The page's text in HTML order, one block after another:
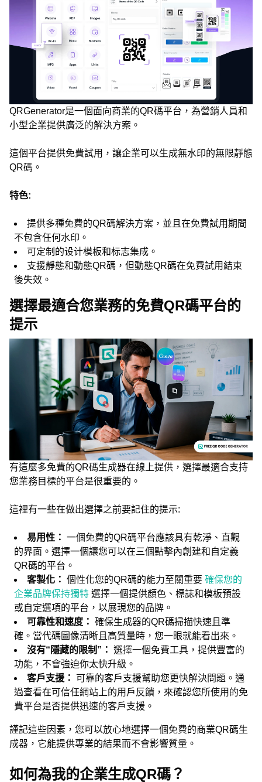
QRGenerator是一個面向商業的QR碼平台，為營銷人員和
小型企業提供廣泛的解決方案。
這個平台提供免費試用，讓企業可以生成無水印的無限靜態
QR碼。
特色:
提供多種免費的QR碼解決方案，並且在免費試用期間
不包含任何水印。
可定制的设计模板和标志集成。
支援靜態和動態QR碼，但動態QR碼在免費試用結束
後失效。
選擇最適合您業務的免費QR碼平台的
提示
有這麼多免費的QR碼生成器在線上提供，選擇最適合支持
您業務目標的平台是很重要的。
這裡有一些在做出選擇之前要記住的提示:
易用性： 一個免費的QR碼平台應該具有乾淨、直觀
的界面。選擇一個讓您可以在三個點擊內創建和自定義
QR碼的平台。
客製化： 個性化您的QR碼的能力至關重要 確保您的
企業品牌保持獨特 選擇一個提供顏色、標誌和模板預設
或自定選項的平台，以展現您的品牌。
可靠性和速度： 確保生成器的QR碼掃描快速且準
確。當代碼圖像清晰且高質量時，您一眼就能看出來。
沒有“隱藏的限制”： 選擇一個免費工具，提供豐富的
功能，不會強迫你太快升級。
客戶支援： 可靠的客戶支援幫助您更快解決問題。通
過查看在可信任網站上的用戶反饋，來確認您所使用的免
費平台是否提供迅速的客戶支援。
謹記這些因素，您可以放心地選擇一個免費的商業QR碼生
成器，它能提供專業的結果而不會影響質量。
如何為我的企業生成QR碼？